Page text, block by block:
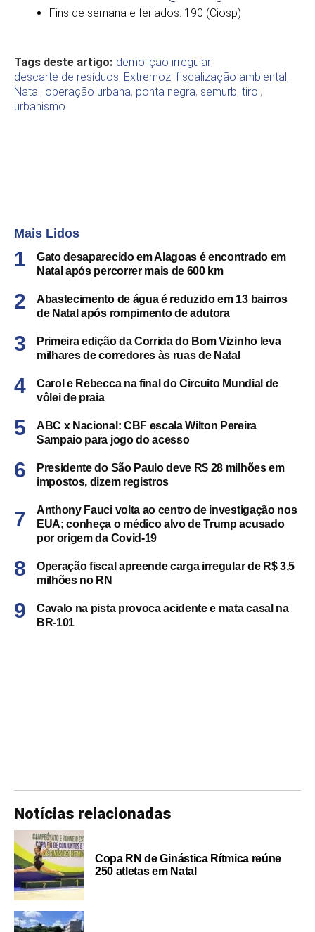
Fins de semana e feriados: 190 (Ciosp)
Tags deste artigo: demolição irregular,
descarte de resíduos, Extremoz, fiscalização ambiental,
Natal, operação urbana, ponta negra, semurb, tirol,
urbanismo
Mais Lidos
Gato desaparecido em Alagoas é encontrado em
Natal após percorrer mais de 600 km
Abastecimento de água é reduzido em 13 bairros
de Natal após rompimento de adutora
Primeira edição da Corrida do Bom Vizinho leva
milhares de corredores às ruas de Natal
Carol e Rebecca na final do Circuito Mundial de
vôlei de praia
ABC x Nacional: CBF escala Wilton Pereira
Sampaio para jogo do acesso
Presidente do São Paulo deve R$ 28 milhões em
impostos, dizem registros
Anthony Fauci volta ao centro de investigação nos
EUA; conheça o médico alvo de Trump acusado
por origem da Covid-19
Operação fiscal apreende carga irregular de R$ 3,5
milhões no RN
Cavalo na pista provoca acidente e mata casal na
BR-101
Notícias relacionadas
Copa RN de Ginástica Rítmica reúne
250 atletas em Natal